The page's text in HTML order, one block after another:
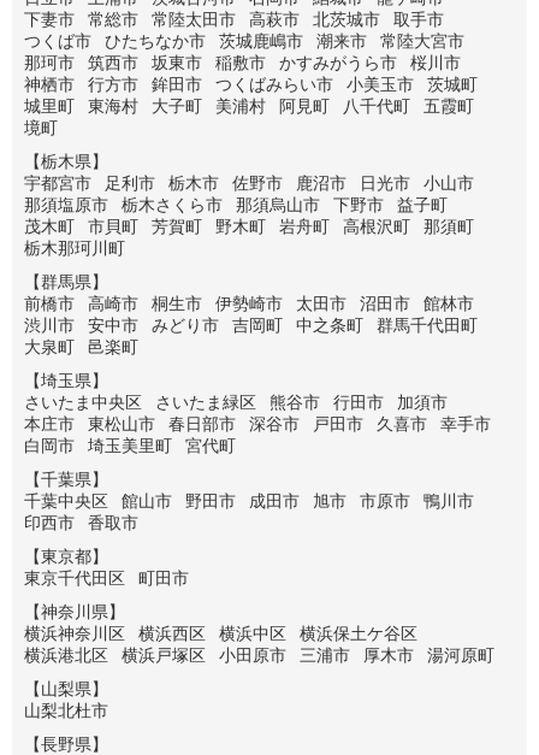
下妻市
常総市 常陸太田市 高萩市 北茨城市
取手市
つくば市
ひたちなか市 茨城鹿嶋市 潮来市
常陸大宮市
那珂市
筑西市 坂東市 稲敷市 かすみがうら市
桜川市
神栖市
行方市 鉾田市 つくばみらい市 小美玉市
茨城町
城里町
東海村 大子町 美浦村 阿見町 八千代町
五霞町
境町
【栃木県】
宇都宮市
足利市 栃木市 佐野市 鹿沼市 日光市
小山市
那須塩原市
栃木さくら市 那須烏山市 下野市
益子町
茂木町
市貝町 芳賀町 野木町 岩舟町 高根沢町
那須町
栃木那珂川町
【群馬県】
前橋市
高崎市 桐生市 伊勢崎市 太田市 沼田市
館林市
渋川市
安中市 みどり市 吉岡町 中之条町
群馬千代田町
大泉町
邑楽町
【埼玉県】
さいたま中央区
さいたま緑区 熊谷市 行田市
加須市
本庄市
東松山市 春日部市 深谷市 戸田市 久喜市
幸手市
白岡市
埼玉美里町
宮代町
【千葉県】
千葉中央区
館山市 野田市 成田市 旭市 市原市
鴨川市
印西市
香取市
【東京都】
東京千代田区
町田市
【神奈川県】
横浜神奈川区
横浜西区 横浜中区
横浜保土ケ谷区
横浜港北区
横浜戸塚区 小田原市 三浦市 厚木市
湯河原町
【山梨県】
山梨北杜市
【長野県】